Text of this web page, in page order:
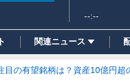
--:--
関連ニュース
目の有望銘柄は？資産10億円超